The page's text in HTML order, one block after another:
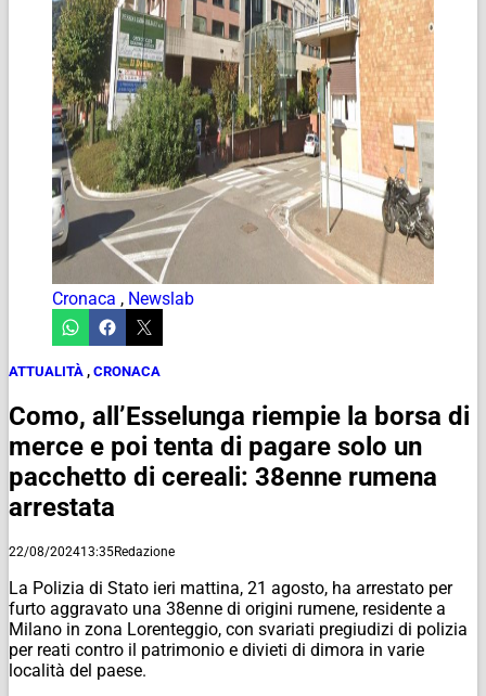
Cronaca , Newslab
ATTUALITÀ , CRONACA
Como, all’Esselunga riempie la borsa di
merce e poi tenta di pagare solo un
pacchetto di cereali: 38enne rumena
arrestata
22/08/202413:35Redazione
La Polizia di Stato ieri mattina, 21 agosto, ha arrestato per
furto aggravato una 38enne di origini rumene, residente a
Milano in zona Lorenteggio, con svariati pregiudizi di polizia
per reati contro il patrimonio e divieti di dimora in varie
località del paese.